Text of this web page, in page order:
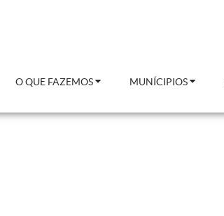
O QUE FAZEMOS MUNÍCIPIOS